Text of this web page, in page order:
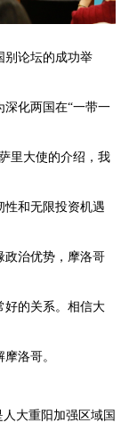
别论坛的成功举
深化两国在“一带一
里大使的介绍，我
性和无限投资机遇
政治优势，摩洛哥
好的关系。相信大
洛哥。
大重阳加强区域国